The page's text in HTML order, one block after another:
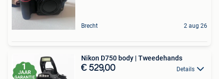
Brecht 2 aug 26
Nikon D750 body | Tweedehands
€ 529,00 Details